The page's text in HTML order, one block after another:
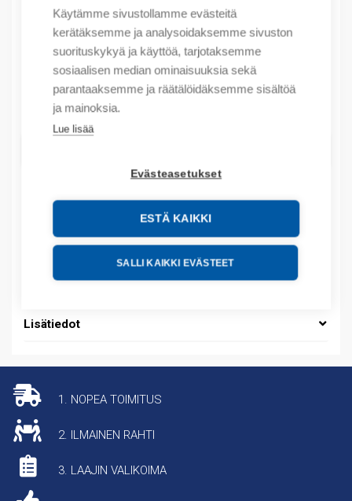
Käytämme sivustollamme evästeitä
kerätäksemme ja analysoidaksemme sivuston
suorituskykyä ja käyttöä, tarjotaksemme
sosiaalisen median ominaisuuksia sekä
parantaaksemme ja räätälöidäksemme sisältöä
ja mainoksia.
Lue lisää
Evästeasetukset
ESTÄ KAIKKI
SALLI KAIKKI EVÄSTEET
(X) VersaView 5400 Panel PC
2563,92€/ myyntierä
Myyntierä sis. 1 kpl
Varastossa
Tilauskoodi: 6200P22WS3C1
Tuotteen tullikoodi: 84714100
Lisätiedot
1. NOPEA TOIMITUS
2. ILMAINEN RAHTI
3. LAAJIN VALIKOIMA